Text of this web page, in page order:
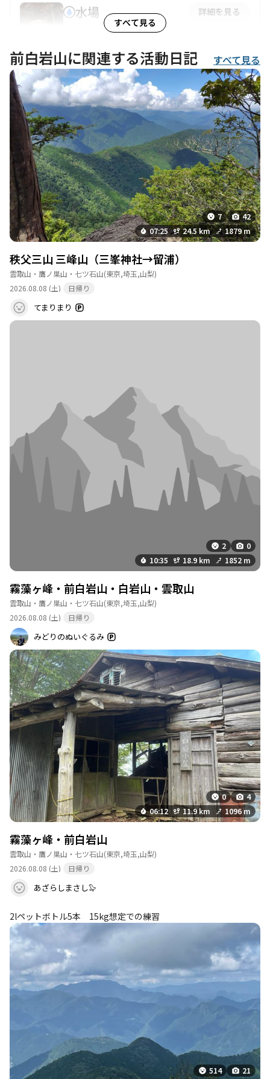
水場
詳細を見る
現況：凍結していることがある。細くチョロチョ
る。水量が多いことがある。土臭いことがある。
アクセス：登山道沿い。登山道から少し外れる
（徒歩30秒〜60秒程度）。少し上がった場所に
ある。登山口から一番近い水場。登山道から10
歩。 補足情報：足元が凍結していることがあ
る。ぬかるんでいることがある。水場へのアプロ
ーチが凍結していることがある。煮沸推奨。水量
は季節により変動。
このポイントを通過するコース
鴨沢バス停-小袖登山口-七ツ石山-ヨモギノ頭-小
雲取山-雲 縦走コース
七ッ石小屋水場
詳細を見る
現況：黄色いタンクから出ているホースから水が
出ている。水場は細い。湧水を汲むことができ
る。冬期には氷柱ができることがある。 アクセ
ス：登山道沿い。 補足情報：無料で給水可能。
このポイントを通過するコース
鴨沢バス停-小袖登山口-七ツ石山-ヨモギノ頭-小
現況：通年利用可能。水量豊富で冷たく美味し
い。ただし、季節や天候により水量が変動した
り、凍結して水が出ない場合もある。七ツ石小屋
の水源にもなっている。 アクセス：登山道沿い。
七ツ石小屋から5分弱ほど登った場所にある。 補
足情報：煮沸推奨。水質検査は不明。給水に時間
がかかる場合がある。
このポイントを通過するコース
鴨沢バス停-小袖登山口-七ツ石山-ヨモギノ頭-小
雲取山-雲 縦走コース
詳細を見る
現況：通年利用可能（冬季は凍結・閉鎖される場
ことはなさそう。 アクセス：雲取山荘の小屋前
（または向かい）にあり、屋根付き。 補足情報：
無料で利用可能。小屋で水2Lまでなら無料で入れ
てくれる場合あり。周辺にベンチ、トイレ、自炊
室用の小屋あり。「沢やか水」と書かれている。
このポイントを通過するコース
鴨沢バス停-小袖登山口-七ツ石山-ヨモギノ頭-小
雲取山-雲 縦走コース
…続きを見る
七ッ石小屋
詳細を見る
営業期間：通年営業 予約：要予約 食事：素泊ま
りのみ 料金：素泊まり4,000円・テント泊1,000
円・トイレ協力金100円 収容人数：約10名・テン
ト約15張 補足情報：水場は無料で利用可。トイ
レは協力金100円を入れてください。テン場は13
時以降設営で要予約です。
鴨沢バス停-小袖登山口-七ツ石山-ヨモギノ頭-小
雲取山-雲 縦走コース
営業期間：通年営業・冬期は無人開放 予約：推
奨 食事：1泊2食あり（夕：ハンバーグ／ご飯お
かわり） 料金：1泊2食10,000円・素泊まり6,500
円・テン場1,500円 収容人数：約100名・テント
約50張 補足情報：小屋前に水場が豊富にありま
す。受付は14時です。テントは先に張ってから受
付してください。
鴨沢バス停-小袖登山口-七ツ石山-ヨモギノ頭-小
雲取山-雲 縦走コース
…続きを見る
すべて見る
前白岩山に関連する活動日記 すべて見る
7
42
07:25
24.5 km 1879 m
秩父三山 三峰山（三峯神社→留浦）
雲取山・鷹ノ巣山・七ツ石山(東京,埼玉,山梨)
2026.08.08 (土)
日帰り
てまりまり
2
0
10:35
18.9 km 1852 m
霧藻ヶ峰・前白岩山・白岩山・雲取山
雲取山・鷹ノ巣山・七ツ石山(東京,埼玉,山梨)
2026.08.08 (土)
日帰り
みどりのぬいぐるみ
0
4
06:12
11.9 km 1096 m
霧藻ヶ峰・前白岩山
雲取山・鷹ノ巣山・七ツ石山(東京,埼玉,山梨)
2026.08.08 (土)
日帰り
あざらしまさし🦭
2lペットボトル5本 15kg想定での練習
514
21